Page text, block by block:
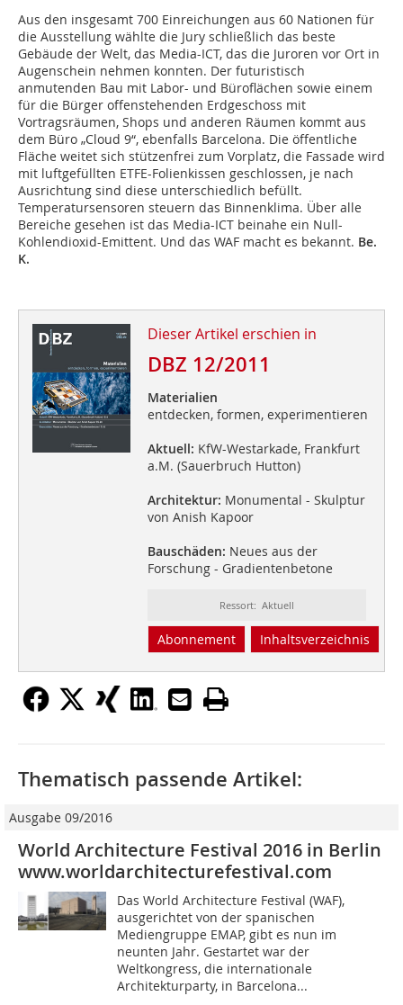
Aus den insgesamt 700 Einreichungen aus 60 Nationen für
die Ausstellung wählte die Jury schließlich das beste
Gebäude der Welt, das Media-ICT, das die Juroren vor Ort in
Augenschein nehmen konnten. Der futuristisch
anmutenden Bau mit Labor- und Büroflächen sowie einem
für die Bürger offenstehenden Erdgeschoss mit
Vortragsräumen, Shops und anderen Räumen kommt aus
dem Büro „Cloud 9“, ebenfalls Barcelona. Die öffentliche
Fläche weitet sich stützenfrei zum Vorplatz, die Fassade wird
mit luftgefüllten ETFE-Folienkissen geschlossen, je nach
Ausrichtung sind diese unterschiedlich befüllt.
Temperatursensoren steuern das Binnenklima. Über alle
Bereiche gesehen ist das Media-ICT beinahe ein Null-
Kohlendioxid-Emittent. Und das WAF macht es bekannt. Be.
K.
Dieser Artikel erschien in
DBZ 12/2011
Materialien
entdecken, formen, experimentieren
Aktuell: KfW-Westarkade, Frankfurt
a.M. (Sauerbruch Hutton)
Architektur: Monumental - Skulptur
von Anish Kapoor
Bauschäden: Neues aus der
Forschung - Gradientenbetone
Ressort: Aktuell
Abonnement Inhaltsverzeichnis
Thematisch passende Artikel:
Ausgabe 09/2016
World Architecture Festival 2016 in Berlin
www.worldarchitecturefestival.com
Das World Architecture Festival (WAF),
ausgerichtet von der spanischen
Mediengruppe EMAP, gibt es nun im
neunten Jahr. Gestartet war der
Weltkongress, die internationale
Architekturparty, in Barcelona...